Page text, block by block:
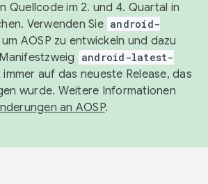
Quellcode im 2. und 4. Quartal in
Verwenden Sie android-
um AOSP zu entwickeln und dazu
android-latest-
auf das neueste Release, das
wurde. Weitere Informationen
an AOSP.